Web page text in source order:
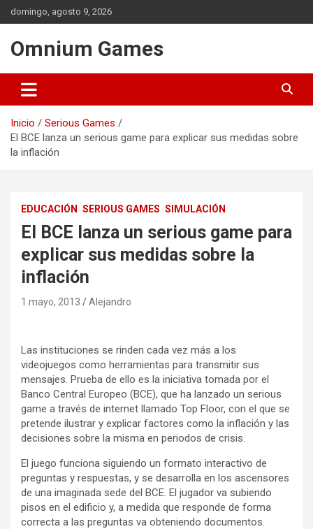
Saltar
al
domingo, agosto 9, 2026
Omnium Games
Inicio
Serious Games
El BCE lanza un serious game para explicar sus medidas sobre
la inflación
EDUCACIÓN SERIOUS GAMES SIMULACIÓN
El BCE lanza un serious game para
explicar sus medidas sobre la
inflación
1 mayo, 2013 Alejandro
Las instituciones se rinden cada vez más a los
videojuegos como herramientas para transmitir sus
mensajes. Prueba de ello es la iniciativa tomada por el
Banco Central Europeo (BCE), que ha lanzado un serious
game a través de internet llamado Top Floor, con el que se
pretende ilustrar y explicar factores como la inflación y las
decisiones sobre la misma en periodos de crisis.
El juego funciona siguiendo un formato interactivo de
preguntas y respuestas, y se desarrolla en los ascensores
de una imaginada sede del BCE. El jugador va subiendo
pisos en el edificio y, a medida que responde de forma
correcta a las preguntas va obteniendo documentos.